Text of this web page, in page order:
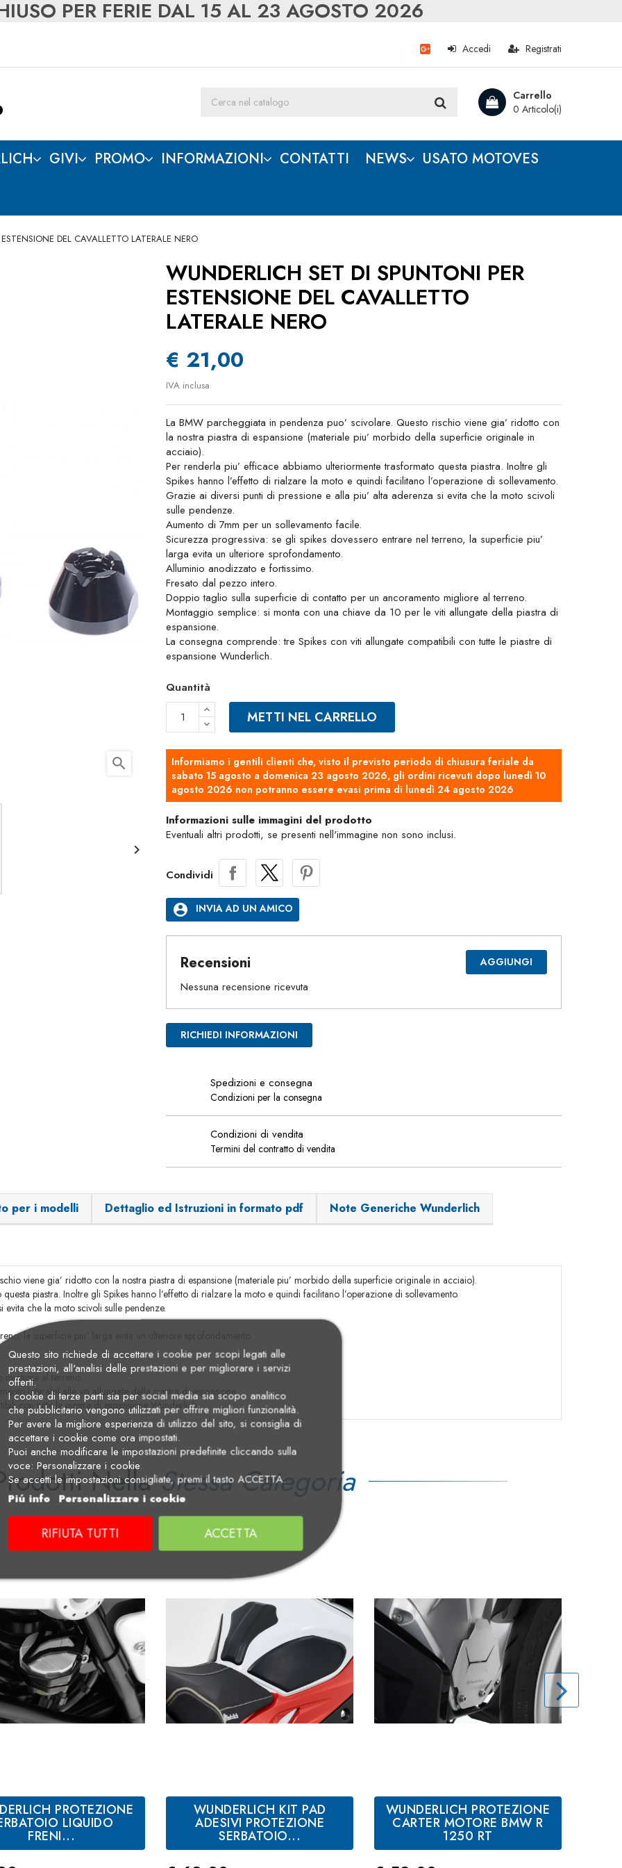
PER FERIE DAL 15 AL 23 AGOSTO 2026
Registrati
Accedi
Carrello
0 Articolo(i)
GIVI PROMO INFORMAZIONI CONTATTI NEWS USATO MOTOVES
DEL CAVALLETTO LATERALE NERO
search

WUNDERLICH SET DI SPUNTONI PER
ESTENSIONE DEL CAVALLETTO
LATERALE NERO
€ 21,00
IVA inclusa
La BMW parcheggiata in pendenza puo’ scivolare. Questo rischio viene gia’ ridotto con
la nostra piastra di espansione (materiale piu’ morbido della superficie originale in
acciaio).
Per renderla piu’ efficace abbiamo ulteriormente trasformato questa piastra. Inoltre gli
Spikes hanno l’effetto di rialzare la moto e quindi facilitano l’operazione di sollevamento.
Grazie ai diversi punti di pressione e alla piu’ alta aderenza si evita che la moto scivoli
sulle pendenze.
Aumento di 7mm per un sollevamento facile.
Sicurezza progressiva: se gli spikes dovessero entrare nel terreno, la superficie piu’
larga evita un ulteriore sprofondamento.
Alluminio anodizzato e fortissimo.
Fresato dal pezzo intero.
Doppio taglio sulla superficie di contatto per un ancoramento migliore al terreno.
Montaggio semplice: si monta con una chiave da 10 per le viti allungate della piastra di
espansione.
La consegna comprende: tre Spikes con viti allungate compatibili con tutte le piastre di
espansione Wunderlich.
Quantità
METTI NEL CARRELLO
Informiamo i gentili clienti che, visto il previsto periodo di chiusura feriale da
sabato 15 agosto a domenica 23 agosto 2026, gli ordini ricevuti dopo lunedì 10
agosto 2026 non potranno essere evasi prima di lunedì 24 agosto 2026
Informazioni sulle immagini del prodotto
Eventuali altri prodotti, se presenti nell'immagine non sono inclusi.
Condividi
account_circle INVIA AD UN AMICO
Recensioni AGGIUNGI
Nessuna recensione ricevuta
RICHIEDI INFORMAZIONI
Spedizioni e consegna
Condizioni per la consegna
Condizioni di vendita
Termini del contratto di vendita
per i modelli Dettaglio ed Istruzioni in formato pdf Note Generiche Wunderlich
viene gia’ ridotto con la nostra piastra di espansione (materiale piu’ morbido della superficie originale in acciaio).
piastra. Inoltre gli Spikes hanno l’effetto di rialzare la moto e quindi facilitano l’operazione di sollevamento.
che la moto scivoli sulle pendenze.
la superficie piu’ larga evita un ulteriore sprofondamento.
al terreno.
laterale) alle viti allungate della piastra di espansione.
con tutte le piastre di espansione Wunderlich.
NellaStessa Categoria
PROTEZIONE
LIQUIDO
FRENI...
WUNDERLICH KIT PAD
ADESIVI PROTEZIONE
SERBATOIO...
WUNDERLICH PROTEZIONE
CARTER MOTORE BMW R
1250 RT
Questo sito richiede di accettare i cookie per scopi legati alle
prestazioni, all'analisi delle prestazioni e per migliorare i servizi
offerti.
I cookie di terze parti sia per social media sia scopo analitico
che pubblicitario vengono utilizzati per offrire migliori funzionalità.
Per avere la migliore esperienza di utilizzo del sito, si consiglia di
accettare i cookie come ora impostati.
Puoi anche modificare le impostazioni predefinite cliccando sulla
voce: Personalizzare i cookie.
Se accetti le impostazioni consigliate, premi il tasto ACCETTA.
Piú info Personalizzare i cookie
RIFIUTA TUTTI ACCETTA